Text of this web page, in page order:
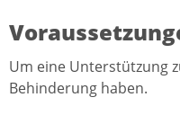
Um eine Unterstützung
Behinderung haben.